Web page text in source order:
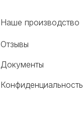
Наше производство
Отзывы
Документы
Конфиденциальность